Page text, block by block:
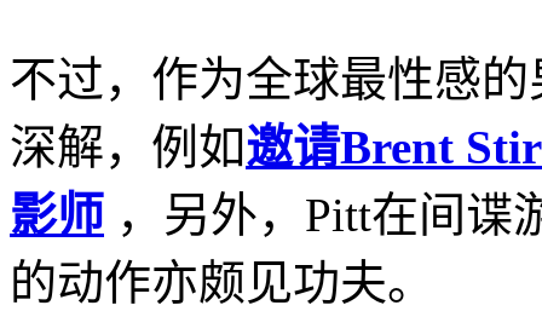
不过，作为全球最性感
深解，例如邀请Brent
影师 ，另外，Pitt在间谍
的动作亦颇见功夫。